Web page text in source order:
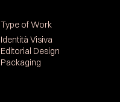
Type of Work
Identità Visiva
Editorial Design
Packaging